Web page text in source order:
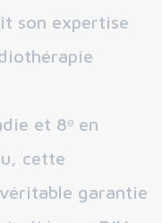
son expertise
et 8ᵉ en
cette
garantie